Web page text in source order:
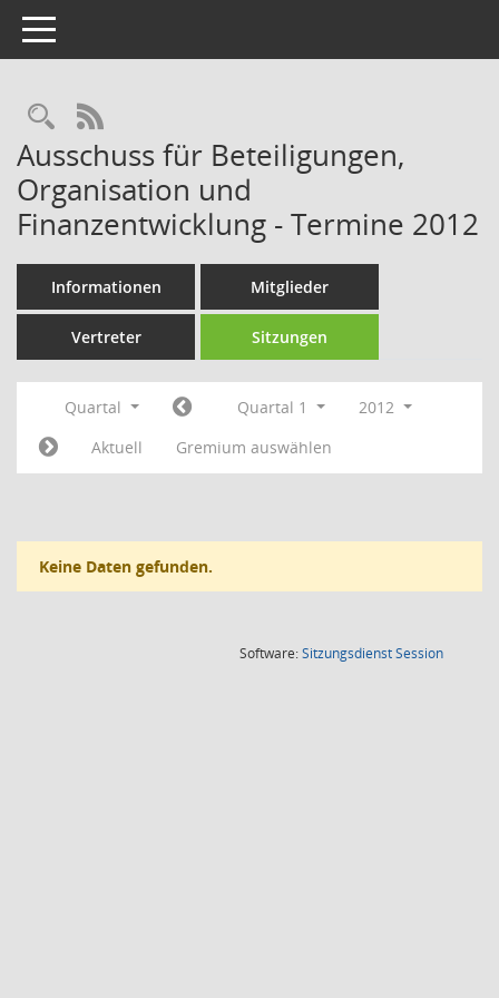
Toggle navigation
Rechercheauswahl
RSS-Feed
Ausschuss für Beteiligungen,
Organisation und
Finanzentwicklung - Termine 2012
Informationen Mitglieder
Vertreter Sitzungen
Quartal Quartal 1
2012
Aktuell
Gremium auswählen
Keine Daten gefunden.
Software:SitzungsdienstSession(Wird in